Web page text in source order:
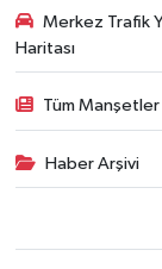
Merkez Trafik
Haritası
Tüm Manşetler
Haber Arşivi